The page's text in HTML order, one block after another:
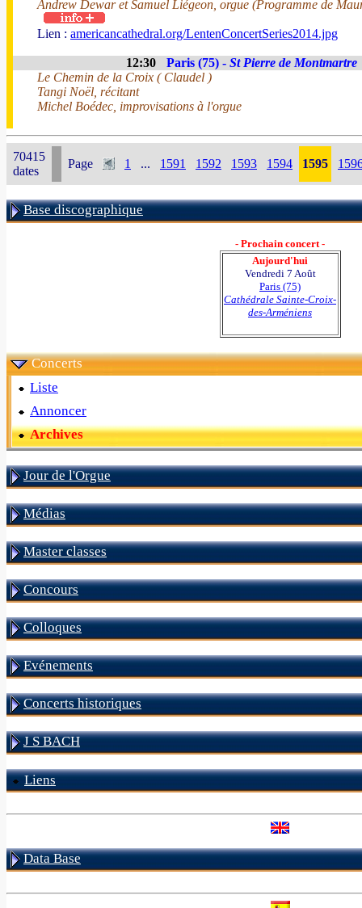
Andrew Dewar et Samuel Liégeon, orgue (Programme de
Lien : americancathedral.org/LentenConcertSeries2014.jpg
12:30 Paris (75) - St Pierre de Montmartre
Le Chemin de la Croix ( Claudel )
Tangi Noël, récitant
Michel Boédec, improvisations à l'orgue
70415
dates
Page 1 ... 1591 1592 1593 1594 1595
Base discographique
- Prochain concert -
Aujourd'hui
Vendredi 7 Août
Paris (75)
Cathédrale Sainte-Croix-
des-Arméniens
Concerts
Liste
Annoncer
Archives
Jour de l'Orgue
Médias
Master classes
Concours
Colloques
Evénements
Concerts historiques
J S BACH
Liens
Data Base